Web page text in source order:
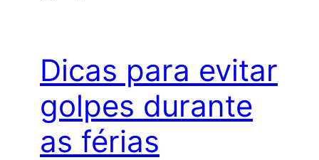
Dicas para evitar
golpes durante
as férias